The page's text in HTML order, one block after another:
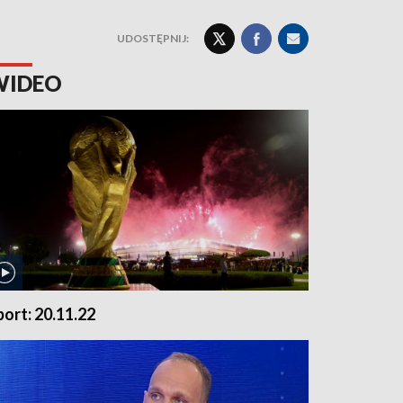
UDOSTĘPNIJ:
20.11.22